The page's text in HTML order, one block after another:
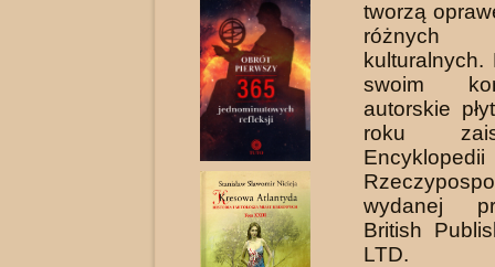
tworzą
swoim
autorskie
roku
wydanej
British
LTD.